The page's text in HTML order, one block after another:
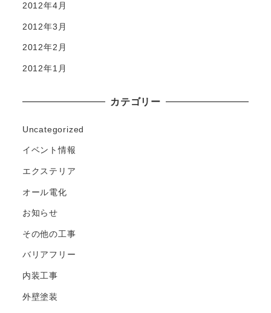
2012年4月
2012年3月
2012年2月
2012年1月
カテゴリー
Uncategorized
イベント情報
エクステリア
オール電化
お知らせ
その他の工事
バリアフリー
内装工事
外壁塗装